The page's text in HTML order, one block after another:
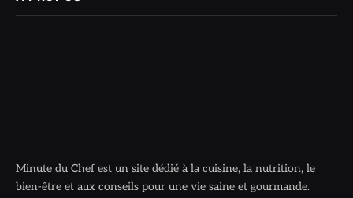
Minute du Chef est un site dédié à la cuisine, la nutrition, le
bien-être et aux conseils pour une vie saine et gourmande.